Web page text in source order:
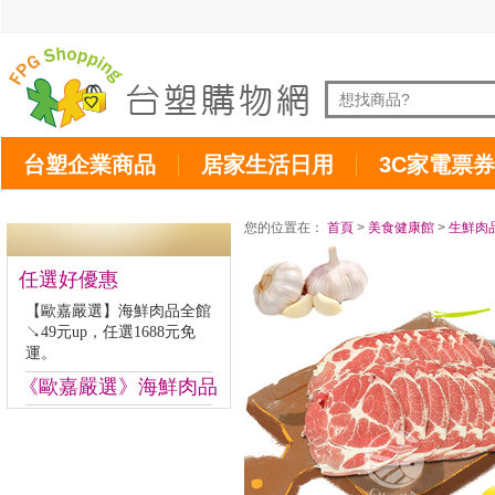
台塑企業商品 居家生活日用 3C家電票券
任選好優惠
【歐嘉嚴選】海鮮肉品全館
↘49元up，任選1688元免
運。
《歐嘉嚴選》海鮮肉品
您的位置在： 首頁 > 美食健康館 > 生鮮肉